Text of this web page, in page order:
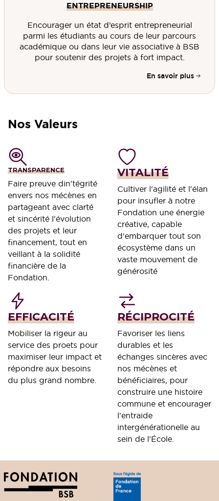
ENTREPRENEURSHIP
Encourager un état d’esprit entrepreneurial
parmi les étudiants au cours de leur parcours
académique ou dans leur vie associative à BSB
pour soutenir des projets à fort impact.
En savoir plus
Nos Valeurs
TRANSPARENCE
Faire preuve din'tégrité
envers nos mécènes en
partageant avec clarté
et sincérité l'évolution
des projets et leur
financement, tout en
veillant à la solidité
financière de la
Fondation.
VITALITÉ
Cultiver l'agilité et l'élan
pour insufler à notre
Fondation une énergie
créative, capable
d'embarquer tout son
écosystème dans un
vaste mouvement de
générosité
EFFICACITÉ
Mobiliser la rigeur au
service des proets pour
maximiser leur impact et
répondre aux besoins
du plus grand nombre.
RÉCIPROCITÉ
Favoriser les liens
durables et les
échanges sincères avec
nos mécènes et
bénéficiaires, pour
construire une histoire
commune et encourager
l'entraide
intergénérationelle au
sein de l'École.